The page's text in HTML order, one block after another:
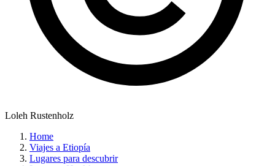
Loleh Rustenholz
Home
Viajes a Etiopía
Lugares para descubrir